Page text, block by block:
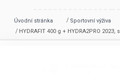
Úvodní stránka
Sportovní výživa
HYDRAFIT 400 g + HYDRA2PRO